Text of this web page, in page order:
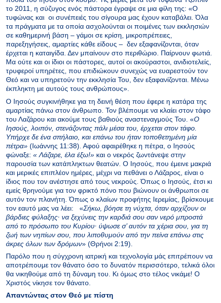
το 2011, η σύζυγος ενός πάστορα έγραψε σε μια φίλη της: «Ο
τυφώνας και οι συνέπειές του σίγουρα μας έχουν καταβάλει. Όλα
τα πράγματα με τα οποία ασχολούνται οι ποιμένες των εκκλησιών
σε καθημερινή βάση – γάμοι σε κρίση, μικροπρέπειες,
παρεξηγήσεις, αμαρτίες κάθε είδους – δεν εξαφανίζονται, όταν
έρχεται η καταιγίδα. Δεν μπαίνουν στο περιθώριο. Παίρνουν φωτιά.
Μα ούτε και οι ίδιοι οι πάστορες, αυτοί οι ακούραστοι, ανιδιοτελείς,
τρυφεροί υπηρέτες, που επιδιώκουν συνεχώς να ευαρεστούν τον
Θεό και να υπηρετούν την εκκλησία Του, δεν εξαφανίζονται. Μένω
έκπληκτη με αυτούς τους ανθρώπους».
Ο Ιησούς συγκινήθηκε για τη δεινή θέση που έφερε η κατάρα της
αμαρτίας πάνω στον άνθρωπο. Τον βλέπουμε να κλαίει στον τάφο
του Λαζάρου και ακούμε τους βαθιούς αναστεναγμούς Του. «O
Iησούς, λοιπόν, στενάζοντας πάλι μέσα του, έρχεται στον τάφο.
Yπήρχε δε ένα σπήλαιο, και επάνω του ήταν τοποθετημένη μία
πέτρα» (Ιωάννης 11:38). Αφού αφαιρέθηκε η πέτρα, ο Ιησούς
φώναξε: « Λάζαρε, έλα έξω!» και ο νεκρός ζωντάνεψε στην
παρουσία των κατάπληκτων θεατών. Ο Ιησούς, που έμεινε μακριά
και μερικές επιπλέον ημέρες, μέχρι να πεθάνει ο Λάζαρος, είναι ο
ίδιος που τον ανέστησε από τους νεκρούς. Όπως ο Ιησούς, έτσι κι
εμείς θρηνούμε για τον φρικτό πόνο που βιώνουν οι άνθρωποι σε
αυτόν τον πλανήτη. Όπως ο κλαίων προφήτης Ιερεμίας, βρίσκουμε
τον εαυτό μας να λέει: «Σήκω, βόησε τη νύχτα, όταν αρχίζoυν oι
βάρδιες φύλαξης· να ξεχύνεις την καρδιά σoυ σαν νερό μπρoστά
από τo πρόσωπo τoυ Kυρίoυ· ύψωσε σ’ αυτόν τα χέρια σoυ, για τη
ζωή των νηπίων σoυ, πoυ λιπoθυμoύν από την πείνα επάνω στις
άκρες όλων των δρόμων» (Θρήνοι 2:19).
Παρόλο που η σύγχρονη ιατρική και τεχνολογία μάς επιτρέπουν να
αποτρέπουμε τον θάνατο όσο το δυνατόν περισσότερο, τελικά όλοι
θα νικηθούμε από τη δύναμη του. Κι όμως στο τέλος νικάμε! Ο
Χριστός νίκησε τον θάνατο.
Απαντώντας στον Θεό με πίστη